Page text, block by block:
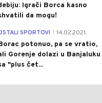
Igrači Borca kasno
da mogu!
SPORTOVI 14.02.2021.
potonuo, pa se vratio,
Gorenje dolazi u Banjaluku
"plus čet...